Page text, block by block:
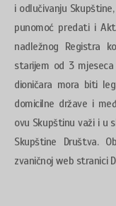
i odlučivanju
punomoć predati i
nadležnog Registra
starijem od 3
dioničara mora biti
domicilne države i
ovu Skupštinu važi i u
Skupštine Društva.
zvaničnoj web stranici